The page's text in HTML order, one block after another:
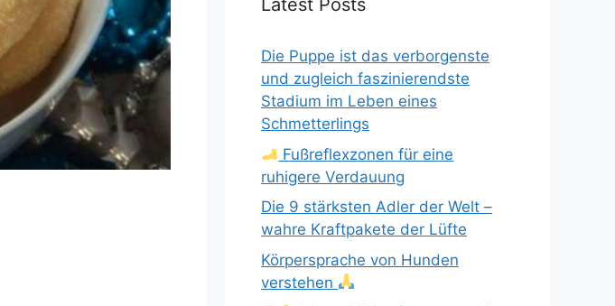
Latest Posts
Die Puppe ist das verborgenste
und zugleich faszinierendste
Stadium im Leben eines
Schmetterlings
Fußreflexzonen für eine
ruhigere Verdauung
Die 9 stärksten Adler der Welt –
wahre Kraftpakete der Lüfte
Körpersprache von Hunden
verstehen